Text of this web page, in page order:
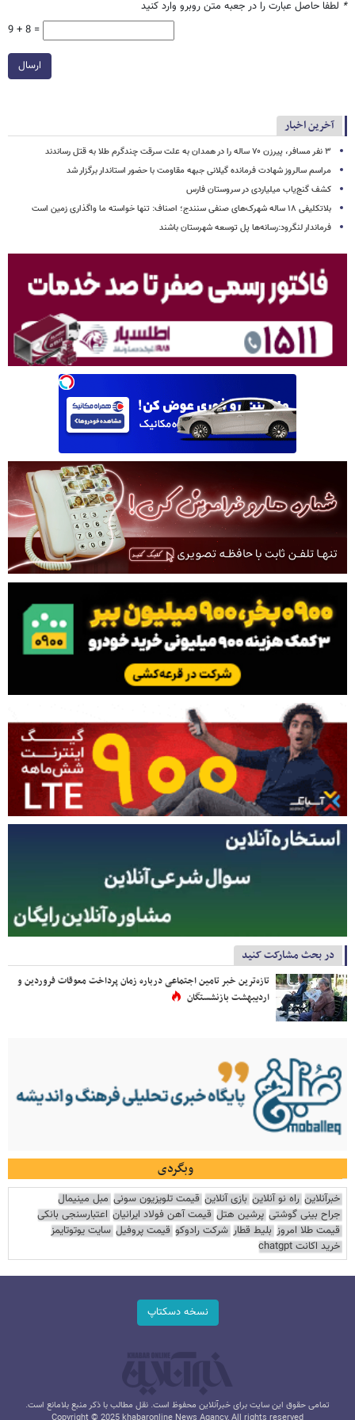
* لطفا حاصل عبارت را در جعبه متن روبرو وارد کنید
9 + 8 =
ارسال
آخرین اخبار
۳ نفر مسافر، پیرزن ۷۰ ساله را در همدان به علت سرقت چندگرم طلا به قتل رساندند
مراسم سالروز شهادت فرمانده گیلانی جبهه مقاومت با حضور استاندار برگزار شد
کشف گنج‌یاب میلیاردی در سروستان فارس
بلاتکلیفی ۱۸ ساله شهرک‌های صنفی سنندج؛ اصناف: تنها خواسته ما واگذاری زمین است
فرماندار لنگرود:رسانه‌ها پل توسعه شهرستان باشند
در بحث مشارکت کنید
تازه‌ترین خبر تامین اجتماعی درباره زمان پرداخت معوقات فروردین و
اردیبهشت بازنشستگان
وبگردی
خبرآنلاین راه نو آنلاین بازی آنلاین قیمت تلویزیون سونی مبل مینیمال
جراح بینی گوشتی پرشین هتل قیمت آهن فولاد ایرانیان اعتبارسنجی بانکی
قیمت طلا امروز بلیط قطار شرکت رادوکو قیمت پروفیل سایت یوتوتایمز
خرید اکانت chatgpt
نسخه دسکتاپ
تمامی حقوق این سایت برای خبرآنلاین محفوظ است. نقل مطالب با ذکر منبع بلامانع است.